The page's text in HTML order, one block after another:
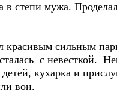
степи мужа.
красивым сильным
с невесткой.
кухарка и
вон.